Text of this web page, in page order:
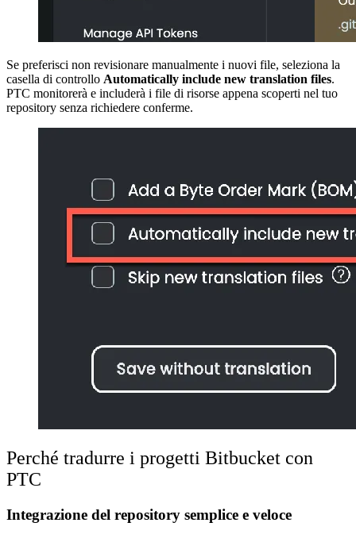
Se preferisci non revisionare manualmente i nuovi file, seleziona la
casella di controllo Automatically include new translation files.
PTC monitorerà e includerà i file di risorse appena scoperti nel tuo
repository senza richiedere conferme.
Perché tradurre i progetti Bitbucket con
PTC
Integrazione del repository semplice e veloce